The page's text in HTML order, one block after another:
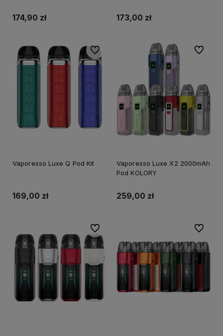
174,90 zł 173,00 zł
Vaporesso Luxe Q Pod Kit
169,00 zł
Do ulubionych
Vaporesso Luxe X2 2000mAh
Pod KOLORY
259,00 zł
Do
Do ulubionych Do